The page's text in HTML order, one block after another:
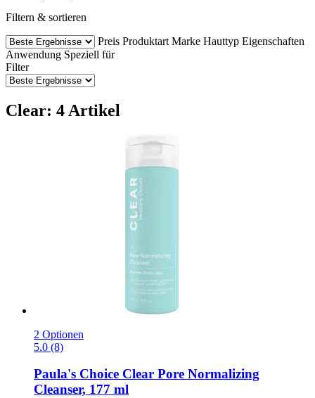
Filtern & sortieren
Preis Produktart Marke Hauttyp Eigenschaften
Anwendung Speziell für
Filter
Clear: 4 Artikel
2 Optionen
5.0 (8)
Paula's Choice Clear Pore Normalizing
Cleanser, 177 ml